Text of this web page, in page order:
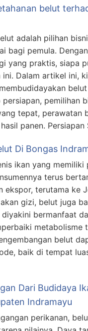
belut
adalah pilihan
bagi pemula.
yang praktis, siapa
ini. Dalam artikel ini,
pemilihan
tepat, perawatan
panen.
Di Bongas
ikan yang memiliki
terus
ekspor, terutama ke
gizi, belut juga
bermanfaat
metabolisme
belut
baik di tempat
Dari Budidaya
Indramayu
perikanan,